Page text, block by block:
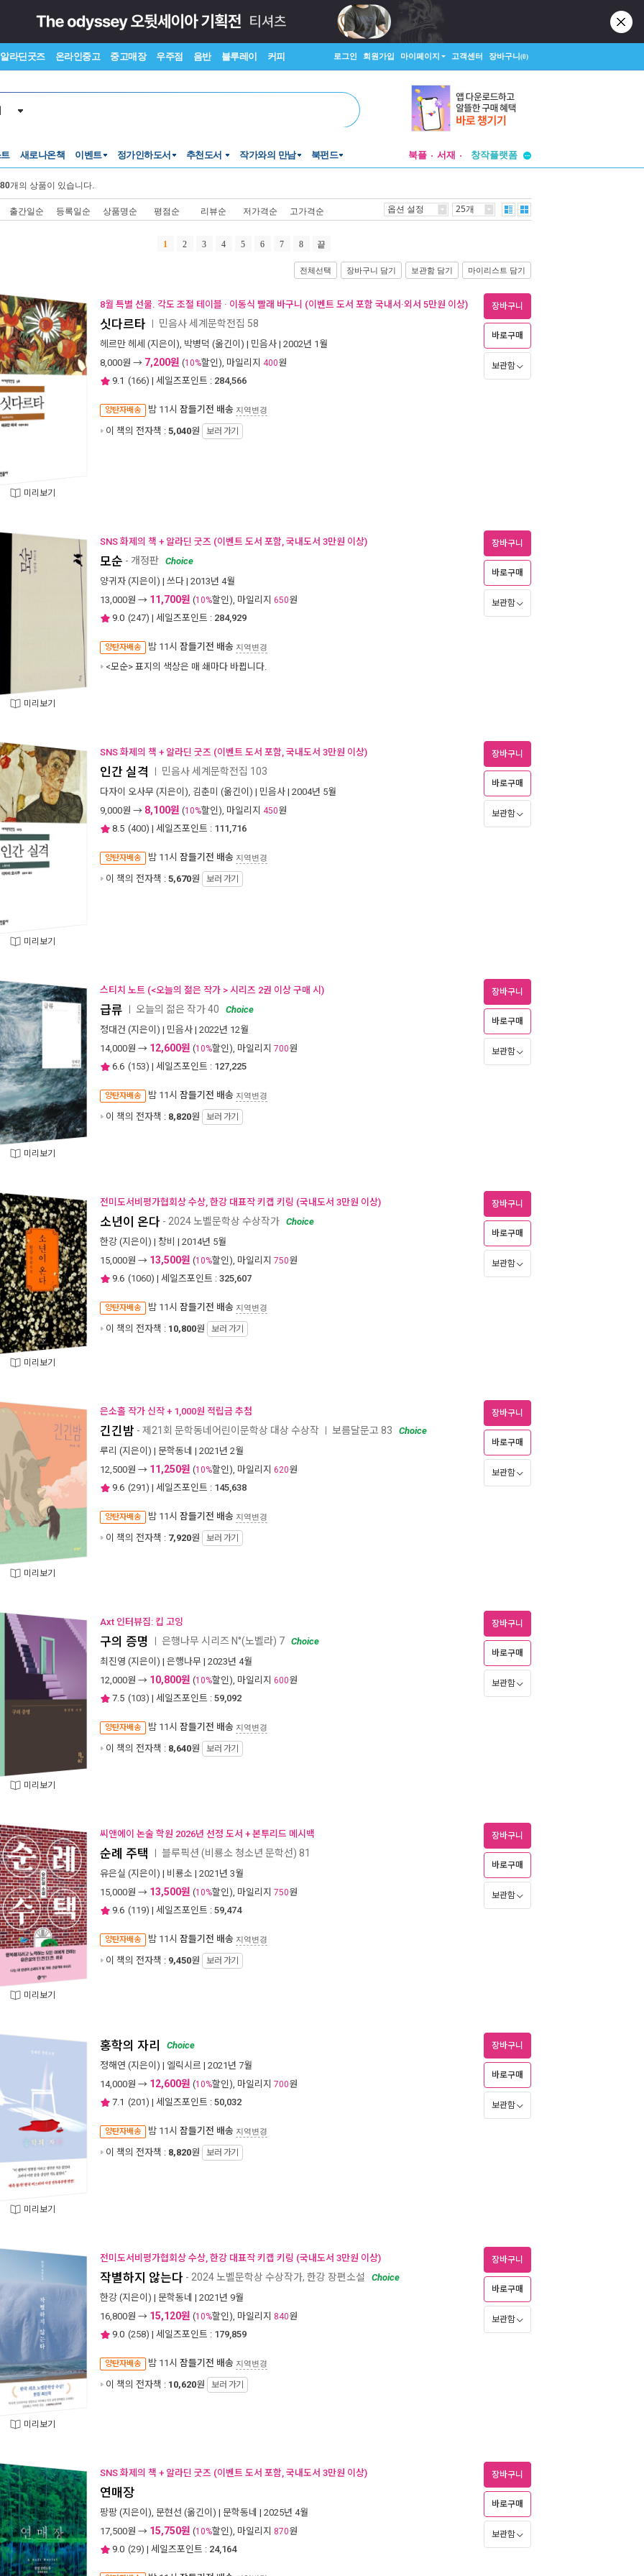
알라딘굿즈 온라인중고 중고매장 우주점 음반 블루레이 커피 로그인 회원가입 마이페이지 고객센터 장바구니(0)
새로나온책 이벤트 정가인하도서 추천도서 작가와의 만남 북펀드 북플 서재
창작플랫폼
개의 상품이 있습니다.
출간일순 등록일순 상품명순 평점순 리뷰순 저가격순 고가격순 옵션 설정 25개
1 2 3 4 5 6 7 8 끝
전체선택 장바구니 담기 보관함 담기 마이리스트 담기
미리보기
8월 특별 선물. 각도 조절 테이블 · 이동식 빨래 바구니 (이벤트 도서 포함 국내서·외서 5만원 이상)
싯다르타 민음사 세계문학전집 58
헤르만 헤세 (지은이), 박병덕 (옮긴이) | 민음사 | 2002년 1월
8,000원 → 7,200원 (10%할인), 마일리지 400원
9.1 (166) | 세일즈포인트 : 284,566
양탄자배송 밤 11시 잠들기전 배송 지역변경
이 책의 전자책 : 5,040원 보러 가기
장바구니
바로구매
보관함
미리보기
SNS 화제의 책 + 알라딘 굿즈 (이벤트 도서 포함, 국내도서 3만원 이상)
모순 - 개정판 Choice
양귀자 (지은이) | 쓰다 | 2013년 4월
13,000원 → 11,700원 (10%할인), 마일리지 650원
9.0 (247) | 세일즈포인트 : 284,929
양탄자배송 밤 11시 잠들기전 배송 지역변경
<모순> 표지의 색상은 매 쇄마다 바뀝니다.
장바구니
바로구매
보관함
미리보기
SNS 화제의 책 + 알라딘 굿즈 (이벤트 도서 포함, 국내도서 3만원 이상)
인간 실격 민음사 세계문학전집 103
다자이 오사무 (지은이), 김춘미 (옮긴이) | 민음사 | 2004년 5월
9,000원 → 8,100원 (10%할인), 마일리지 450원
8.5 (400) | 세일즈포인트 : 111,716
양탄자배송 밤 11시 잠들기전 배송 지역변경
이 책의 전자책 : 5,670원 보러 가기
장바구니
바로구매
보관함
미리보기
스티치 노트 (<오늘의 젊은 작가 > 시리즈 2권 이상 구매 시)
급류 오늘의 젊은 작가 40
Choice
정대건 (지은이) | 민음사 | 2022년 12월
14,000원 → 12,600원 (10%할인), 마일리지 700원
6.6 (153) | 세일즈포인트 : 127,225
양탄자배송 밤 11시 잠들기전 배송 지역변경
이 책의 전자책 : 8,820원 보러 가기
장바구니
바로구매
보관함
미리보기
전미도서비평가협회상 수상, 한강 대표작 키캡 키링 (국내도서 3만원 이상)
소년이 온다 - 2024 노벨문학상 수상작가 Choice
한강 (지은이) | 창비 | 2014년 5월
15,000원 → 13,500원 (10%할인), 마일리지 750원
9.6 (1060) | 세일즈포인트 : 325,607
양탄자배송 밤 11시 잠들기전 배송 지역변경
이 책의 전자책 : 10,800원 보러 가기
장바구니
바로구매
보관함
미리보기
은소홀 작가 신작 + 1,000원 적립금 추첨
긴긴밤 - 제21회 문학동네어린이문학상 대상 수상작 보름달문고 83
Choice
루리 (지은이) | 문학동네 | 2021년 2월
12,500원 → 11,250원 (10%할인), 마일리지 620원
9.6 (291) | 세일즈포인트 : 145,638
양탄자배송 밤 11시 잠들기전 배송 지역변경
이 책의 전자책 : 7,920원 보러 가기
장바구니
바로구매
보관함
미리보기
Axt 인터뷰집: 킵 고잉
구의 증명 은행나무 시리즈 N°(노벨라) 7 Choice
최진영 (지은이) | 은행나무 | 2023년 4월
12,000원 → 10,800원 (10%할인), 마일리지 600원
7.5 (103) | 세일즈포인트 : 59,092
양탄자배송 밤 11시 잠들기전 배송 지역변경
이 책의 전자책 : 8,640원 보러 가기
장바구니
바로구매
보관함
미리보기
씨앤에이 논술 학원 2026년 선정 도서 + 본투리드 메시백
순례 주택 블루픽션 (비룡소 청소년 문학선) 81
유은실 (지은이) | 비룡소 | 2021년 3월
15,000원 → 13,500원 (10%할인), 마일리지 750원
9.6 (119) | 세일즈포인트 : 59,474
양탄자배송 밤 11시 잠들기전 배송 지역변경
이 책의 전자책 : 9,450원 보러 가기
장바구니
바로구매
보관함
미리보기
홍학의 자리
Choice
정해연 (지은이) | 엘릭시르 | 2021년 7월
14,000원 → 12,600원 (10%할인), 마일리지 700원
7.1 (201) | 세일즈포인트 : 50,032
양탄자배송 밤 11시 잠들기전 배송 지역변경
이 책의 전자책 : 8,820원 보러 가기
장바구니
바로구매
보관함
미리보기
전미도서비평가협회상 수상, 한강 대표작 키캡 키링 (국내도서 3만원 이상)
작별하지 않는다 - 2024 노벨문학상 수상작가, 한강 장편소설
Choice
한강 (지은이) | 문학동네 | 2021년 9월
16,800원 → 15,120원 (10%할인), 마일리지 840원
9.0 (258) | 세일즈포인트 : 179,859
양탄자배송 밤 11시 잠들기전 배송 지역변경
이 책의 전자책 : 10,620원 보러 가기
장바구니
바로구매
보관함
SNS 화제의 책 + 알라딘 굿즈 (이벤트 도서 포함, 국내도서 3만원 이상)
연매장
팡팡 (지은이), 문현선 (옮긴이) | 문학동네 | 2025년 4월
17,500원 → 15,750원 (10%할인), 마일리지 870원
9.0 (29) | 세일즈포인트 : 24,164
장바구니
바로구매
보관함